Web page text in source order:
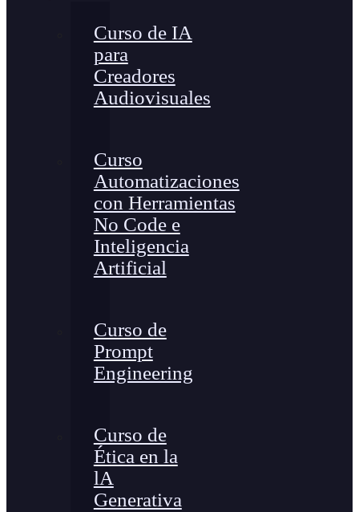
Curso de IA
para
Creadores
Audiovisuales
Curso
Automatizaciones
con Herramientas
No Code e
Inteligencia
Artificial
Curso de
Prompt
Engineering
Curso de
Ética en la
lA
Generativa